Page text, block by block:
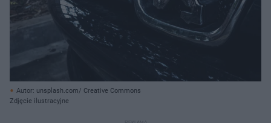
Autor: unsplash.com/ Creative Commons
Zdjęcie ilustracyjne